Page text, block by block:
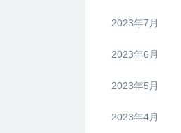
2023年7月
2023年6月
2023年5月
2023年4月